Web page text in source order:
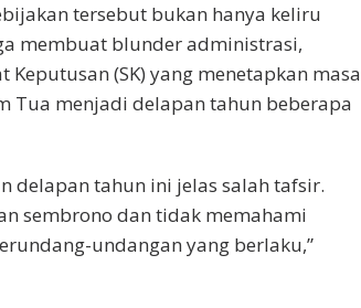
tersebut bukan hanya keliru
membuat blunder administrasi,
(SK) yang menetapkan masa
Tua menjadi delapan tahun beberapa
delapan tahun ini jelas salah tafsir.
sembrono dan tidak memahami
undangan yang berlaku,”